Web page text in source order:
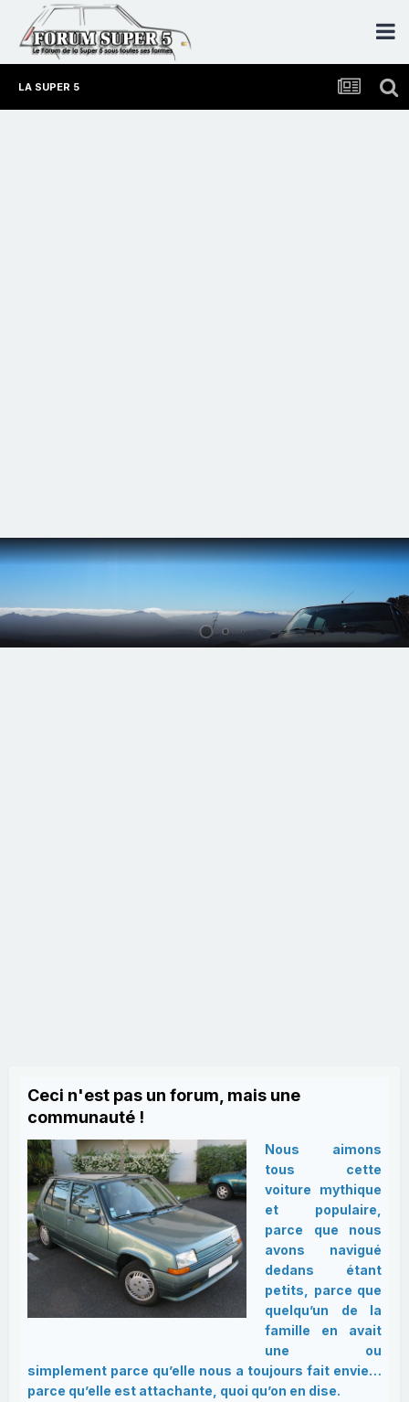
LA SUPER 5
Ceci n'est pas un forum, mais une
communauté !
Nous aimons
tous cette
voiture mythique
et populaire,
parce que nous
avons navigué
dedans étant
petits, parce que
quelqu’un de la
famille en avait
une ou
simplement parce qu’elle nous a toujours fait envie…
parce qu’elle est attachante, quoi qu’on en dise.